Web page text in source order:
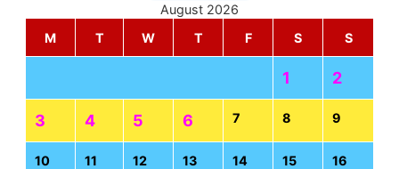
August 2026
M
T W T F S S
1 2
3 4 5 6 7 8 9
10 11 12 13 14 15 16